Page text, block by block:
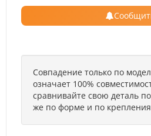
Совпадение только по
означает 100%
сравнивайте свою деталь
же по форме и по